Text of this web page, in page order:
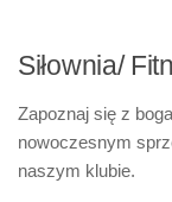
Siłownia/
Zapoznaj się z
nowoczesnym
naszym klubie.